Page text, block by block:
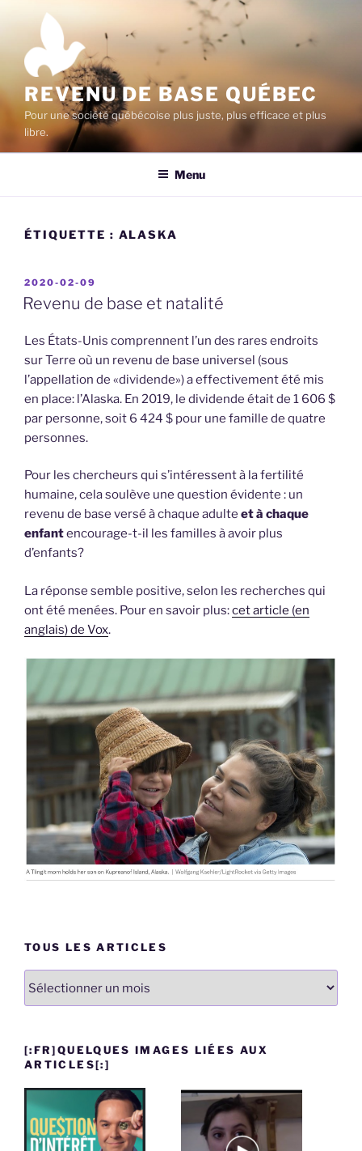
contenu
principal
REVENU DE BASE QUÉBEC
Pour une société québécoise plus juste, plus efficace et plus
libre.
Menu
ÉTIQUETTE : ALASKA
PUBLIÉ
LE
2020-02-09
Revenu de base et natalité
Les États-Unis comprennent l’un des rares endroits
sur Terre où un revenu de base universel (sous
l’appellation de «dividende») a effectivement été mis
en place: l’Alaska. En 2019, le dividende était de 1 606 $
par personne, soit 6 424 $ pour une famille de quatre
personnes.
Pour les chercheurs qui s’intéressent à la fertilité
humaine, cela soulève une question évidente : un
revenu de base versé à chaque adulte et à chaque
enfantencourage-t-il les familles à avoir plus
d’enfants?
La réponse semble positive, selon les recherches qui
ont été menées. Pour en savoir plus:cet article (en
anglais) de Vox.
TOUS LES ARTICLES
les
[:FR]QUELQUES IMAGES LIÉES AUX
ARTICLES[:]